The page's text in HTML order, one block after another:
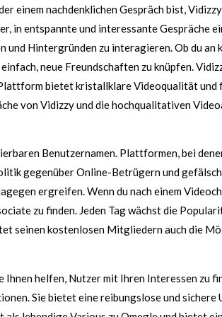
einem nachdenklichen Gespräch bist,
in entspannte und interessante
und Hintergründen zu interagieren. Ob du
neue Freundschaften zu knüpfen.
bietet kristallklare Videoqualität und
von Vidizzy und die hochqualitativen
Benutzernamen. Plattformen, bei
gegenüber Online-Betrügern und
ergreifen. Wenn du nach einem
zu finden. Jeden Tag wächst die
seinen kostenlosen Mitgliedern auch die
helfen, Nutzer mit Ihren Interessen zu
Sie bietet eine reibungslose und